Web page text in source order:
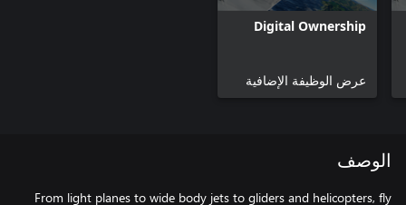
Digital Ownership
عرض الوظيفة الإضافية
الوصف
From light planes to wide body jets to gliders and helicopters, fly